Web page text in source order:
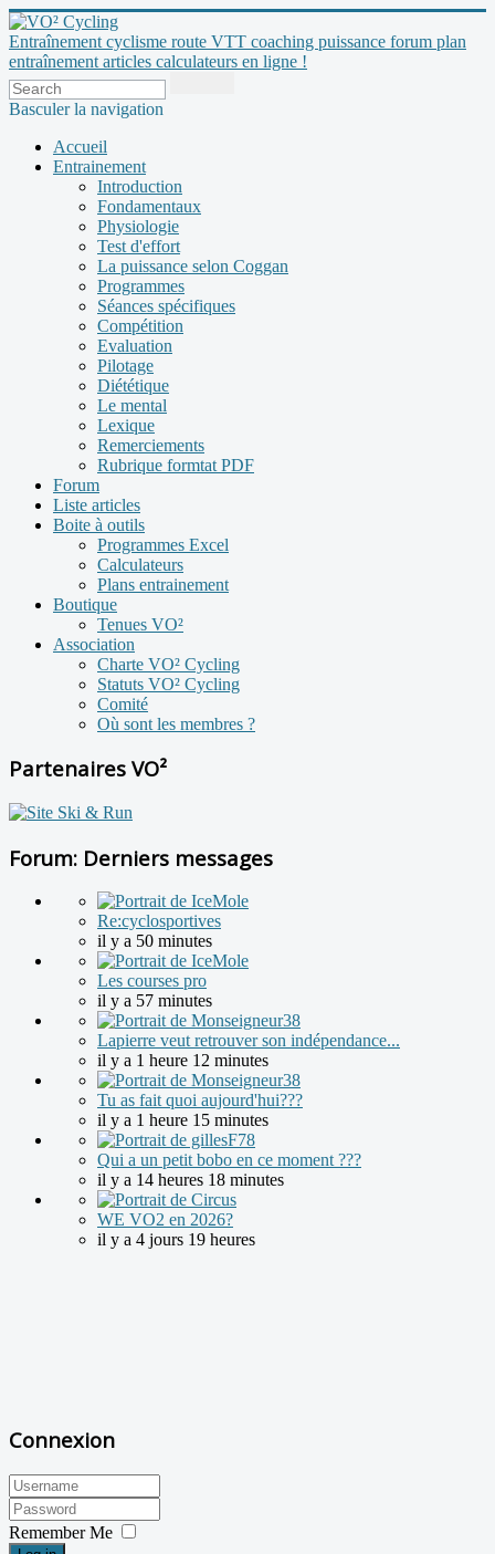
Entraînement cyclisme route VTT coaching puissance forum plan
entraînement articles calculateurs en ligne !
Basculer la navigation
Accueil
Entrainement
Introduction
Fondamentaux
Physiologie
Test d'effort
La puissance selon Coggan
Programmes
Séances spécifiques
Compétition
Evaluation
Pilotage
Diététique
Le mental
Lexique
Remerciements
Rubrique formtat PDF
Forum
Liste articles
Boite à outils
Programmes Excel
Calculateurs
Plans entrainement
Boutique
Tenues VO²
Association
Charte VO² Cycling
Statuts VO² Cycling
Comité
Où sont les membres ?
Partenaires VO²
Forum: Derniers messages
Re:cyclosportives
il y a 50 minutes
Les courses pro
il y a 57 minutes
Lapierre veut retrouver son indépendance...
il y a 1 heure 12 minutes
Tu as fait quoi aujourd'hui???
il y a 1 heure 15 minutes
Qui a un petit bobo en ce moment ???
il y a 14 heures 18 minutes
WE VO2 en 2026?
il y a 4 jours 19 heures
Connexion
Remember Me